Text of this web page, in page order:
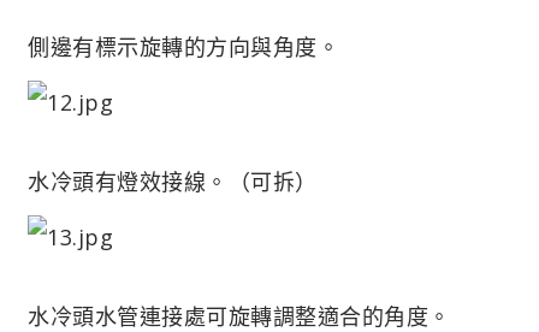
側邊有標示旋轉的方向與角度。
水冷頭有燈效接線。（可拆）
水冷頭水管連接處可旋轉調整適合的角度。